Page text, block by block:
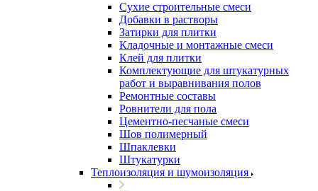
Сухие строительные смеси
Добавки в растворы
Затирки для плитки
Кладочные и монтажные смеси
Клей для плитки
Комплектующие для штукатурных
работ и выравнивания полов
Ремонтные составы
Ровнители для пола
Цементно-песчаные смеси
Шов полимерный
Шпаклевки
Штукатурки
Теплоизоляция и шумоизоляция